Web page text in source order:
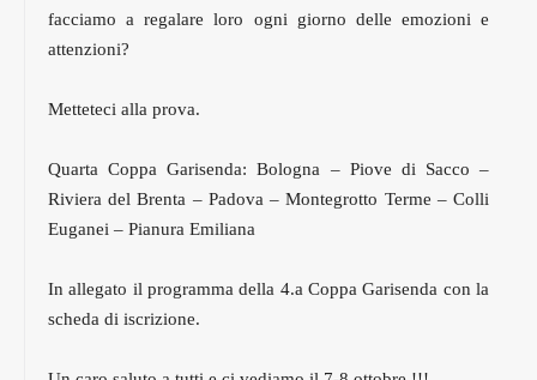
facciamo a regalare loro ogni giorno delle emozioni e
attenzioni?
Metteteci alla prova.
Quarta Coppa Garisenda: Bologna – Piove di Sacco –
Riviera del Brenta – Padova – Montegrotto Terme – Colli
Euganei – Pianura Emiliana
In allegato il programma della 4.a Coppa Garisenda con la
scheda di iscrizione.